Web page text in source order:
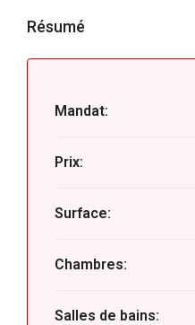
Résumé
Mandat:
Prix:
Surface:
Chambres:
Salles de bains: